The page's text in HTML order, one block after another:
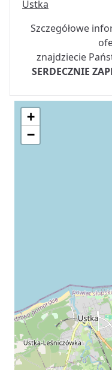
Szczegółowe
znajdziecie
SERDECZNIE
+
−